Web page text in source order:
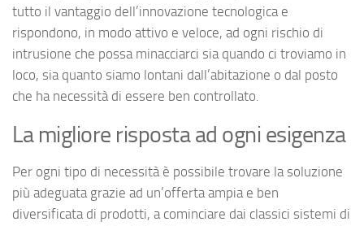
tutto il vantaggio dell’innovazione tecnologica e
rispondono, in modo attivo e veloce, ad ogni rischio di
intrusione che possa minacciarci sia quando ci troviamo in
loco, sia quanto siamo lontani dall’abitazione o dal posto
che ha necessità di essere ben controllato.
La migliore risposta ad ogni esigenza
Per ogni tipo di necessità è possibile trovare la soluzione
più adeguata grazie ad un’offerta ampia e ben
diversificata di prodotti, a cominciare dai classici sistemi di